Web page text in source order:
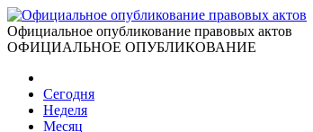
Официальное опубликование правовых актов
ОФИЦИАЛЬНОЕ ОПУБЛИКОВАНИЕ
Сегодня
Неделя
Месяц